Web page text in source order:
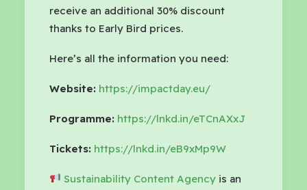
receive an additional 30% discount
thanks to Early Bird prices.
Here’s all the information you need:
Website: https://impactday.eu/
Programme: https://lnkd.in/eTCnAXxJ
Tickets: https://lnkd.in/eB9xMp9W
Sustainability Content Agency is an